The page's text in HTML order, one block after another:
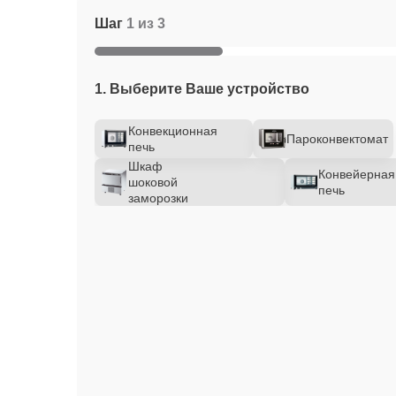
Шаг 1 из 3
1. Выберите Ваше устройство
Конвекционная
печь
Пароконвектомат
Шкаф
шоковой
заморозки
Конвейерная
печь